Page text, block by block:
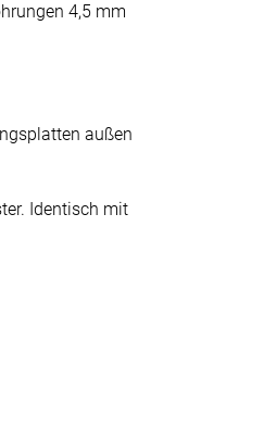
4,5 mm
außen
Identisch mit